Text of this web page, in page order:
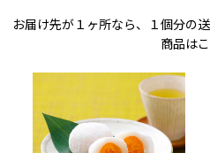
お届け先が１ヶ所なら、１個分の
商品は